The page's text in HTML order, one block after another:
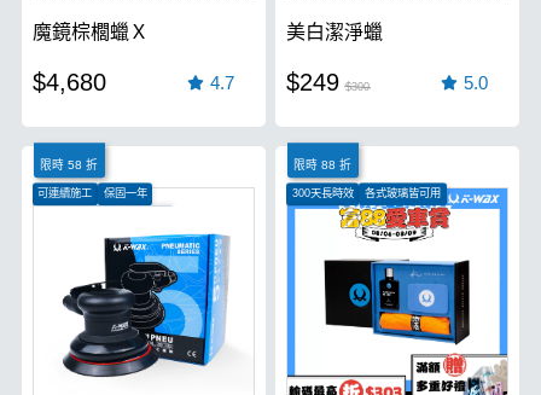
魔鏡棕櫚蠟Ｘ
$4,680 4.7
美白潔淨蠟
$249 $300 5.0
限時 58 折
可連續施工
保固一年
限時 88 折
300天長時效
各式玻璃皆可用
超強潑水性